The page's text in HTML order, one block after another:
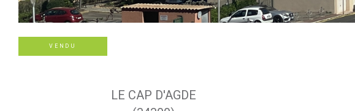
VENDU
LE CAP D'AGDE